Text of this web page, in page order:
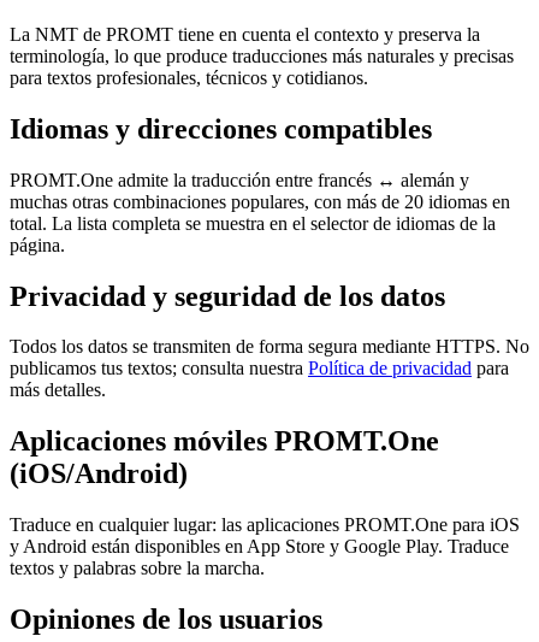
La NMT de PROMT tiene en cuenta el contexto y preserva la
terminología, lo que produce traducciones más naturales y precisas
para textos profesionales, técnicos y cotidianos.
Idiomas y direcciones compatibles
PROMT.One admite la traducción entre francés ↔ alemán y
muchas otras combinaciones populares, con más de 20 idiomas en
total. La lista completa se muestra en el selector de idiomas de la
página.
Privacidad y seguridad de los datos
Todos los datos se transmiten de forma segura mediante HTTPS. No
publicamos tus textos; consulta nuestra Política de privacidad para
más detalles.
Aplicaciones móviles PROMT.One
(iOS/Android)
Traduce en cualquier lugar: las aplicaciones PROMT.One para iOS
y Android están disponibles en App Store y Google Play. Traduce
textos y palabras sobre la marcha.
Opiniones de los usuarios